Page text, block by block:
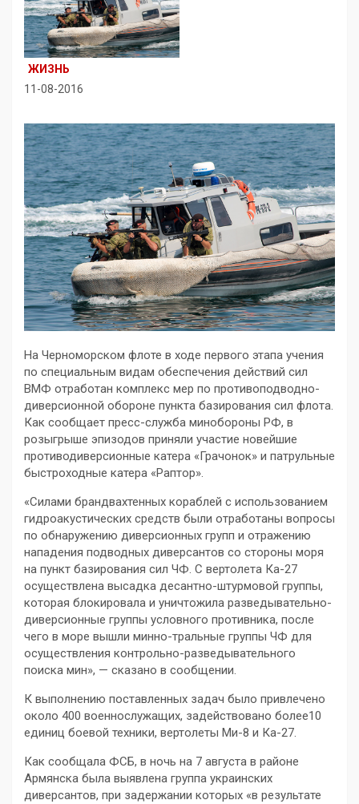
ЖИЗНЬ
11-08-2016
На Черноморском флоте в ходе первого этапа учения
по специальным видам обеспечения действий сил
ВМФ отработан комплекс мер по противоподводно-
диверсионной обороне пункта базирования сил флота.
Как сообщает пресс-служба минобороны РФ, в
розыгрыше эпизодов приняли участие новейшие
противодиверсионные катера «Грачонок» и патрульные
быстроходные катера «Раптор».
«Силами брандвахтенных кораблей с использованием
гидроакустических средств были отработаны вопросы
по обнаружению диверсионных групп и отражению
нападения подводных диверсантов со стороны моря
на пункт базирования сил ЧФ. С вертолета Ка-27
осуществлена высадка десантно-штурмовой группы,
которая блокировала и уничтожила разведывательно-
диверсионные группы условного противника, после
чего в море вышли минно-тральные группы ЧФ для
осуществления контрольно-разведывательного
поиска мин», — сказано в сообщении.
К выполнению поставленных задач было привлечено
около 400 военнослужащих, задействовано более10
единиц боевой техники, вертолеты Ми-8 и Ка-27.
Как сообщала ФСБ, в ночь на 7 августа в районе
Армянска была выявлена группа украинских
диверсантов, при задержании которых «в результате